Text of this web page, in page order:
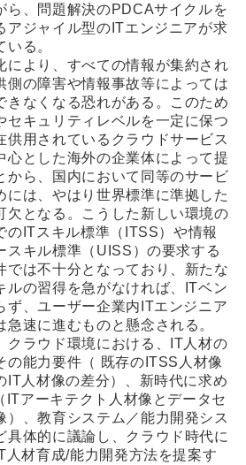
ら、問題解決のPDCAサイクルを
アジャイル型のITエンジニアが求
る。
により、すべての情報が集約され
側の障害や情報事故等によっては
きなくなる恐れがある。このため
セキュリティレベルを一定に保つ
供用されているクラウドサービス
心とした海外の企業体によって提
から、国内において同等のサービ
には、やはり世界標準に準拠した
欠となる。こうした新しい環境の
のITスキル標準（ITSS）や情報
スキル標準（UISS）の要求する
では不十分となっており、新たな
ルの習得を急がなければ、ITベン
ず、ユーザー企業内ITエンジニア
急速に進むものと懸念される。
クラウド環境における、IT人材の
の能力要件（ 既存のITSS人材像
IT人材像の差分）、新時代に求め
ITアーキテクト人材像とデータセ
）、教育システム／能力開発シス
具体的に議論し、クラウド時代に
人材育成/能力開発方法を提案す